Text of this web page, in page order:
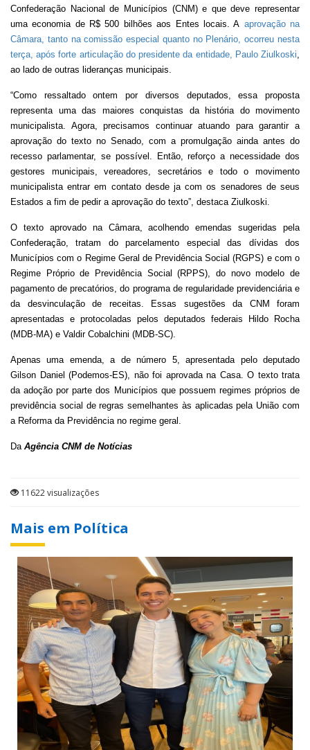
Confederação Nacional de Municípios (CNM) e que deve representar
uma economia de R$ 500 bilhões aos Entes locais. A aprovação na
Câmara, tanto na comissão especial quanto no Plenário, ocorreu nesta
terça, após forte articulação do presidente da entidade, Paulo Ziulkoski,
ao lado de outras lideranças municipais.
“Como ressaltado ontem por diversos deputados, essa proposta
representa uma das maiores conquistas da história do movimento
municipalista. Agora, precisamos continuar atuando para garantir a
aprovação do texto no Senado, com a promulgação ainda antes do
recesso parlamentar, se possível. Então, reforço a necessidade dos
gestores municipais, vereadores, secretários e todo o movimento
municipalista entrar em contato desde ja com os senadores de seus
Estados a fim de pedir a aprovação do texto”, destaca Ziulkoski.
O texto aprovado na Câmara, acolhendo emendas sugeridas pela
Confederação, tratam do parcelamento especial das dívidas dos
Municípios com o Regime Geral de Previdência Social (RGPS) e com o
Regime Próprio de Previdência Social (RPPS), do novo modelo de
pagamento de precatórios, do programa de regularidade previdenciária e
da desvinculação de receitas. Essas sugestões da CNM foram
apresentadas e protocoladas pelos deputados federais Hildo Rocha
(MDB-MA) e Valdir Cobalchini (MDB-SC).
Apenas uma emenda, a de número 5, apresentada pelo deputado
Gilson Daniel (Podemos-ES), não foi aprovada na Casa. O texto trata
da adoção por parte dos Municípios que possuem regimes próprios de
previdência social de regras semelhantes às aplicadas pela União com
a Reforma da Previdência no regime geral.
Da Agência CNM de Notícias
11622 visualizações
Mais em Política